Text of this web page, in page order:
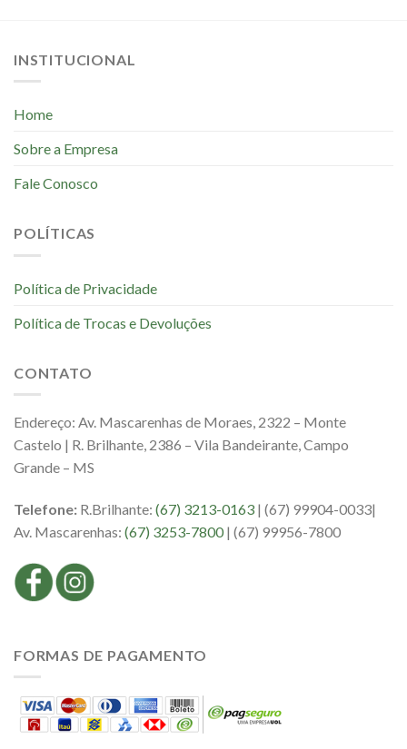
INSTITUCIONAL
Home
Sobre a Empresa
Fale Conosco
POLÍTICAS
Política de Privacidade
Política de Trocas e Devoluções
CONTATO
Endereço: Av. Mascarenhas de Moraes, 2322 – Monte
Castelo | R. Brilhante, 2386 – Vila Bandeirante, Campo
Grande – MS
Telefone: R.Brilhante: (67) 3213-0163 | (67) 99904-0033|
Av. Mascarenhas: (67) 3253-7800 | (67) 99956-7800
FORMAS DE PAGAMENTO